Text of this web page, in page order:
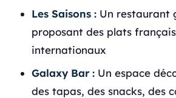
Les Saisons : Un restaurant
proposant des plats
internationaux
Galaxy Bar : Un espace
des tapas, des snacks, des